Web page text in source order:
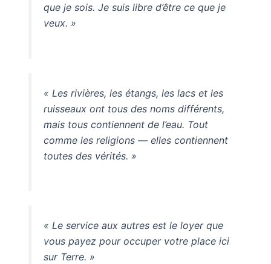
que je sois. Je suis libre d’être ce que je
veux. »
« Les rivières, les étangs, les lacs et les
ruisseaux ont tous des noms différents,
mais tous contiennent de l’eau. Tout
comme les religions — elles contiennent
toutes des vérités. »
« Le service aux autres est le loyer que
vous payez pour occuper votre place ici
sur Terre. »